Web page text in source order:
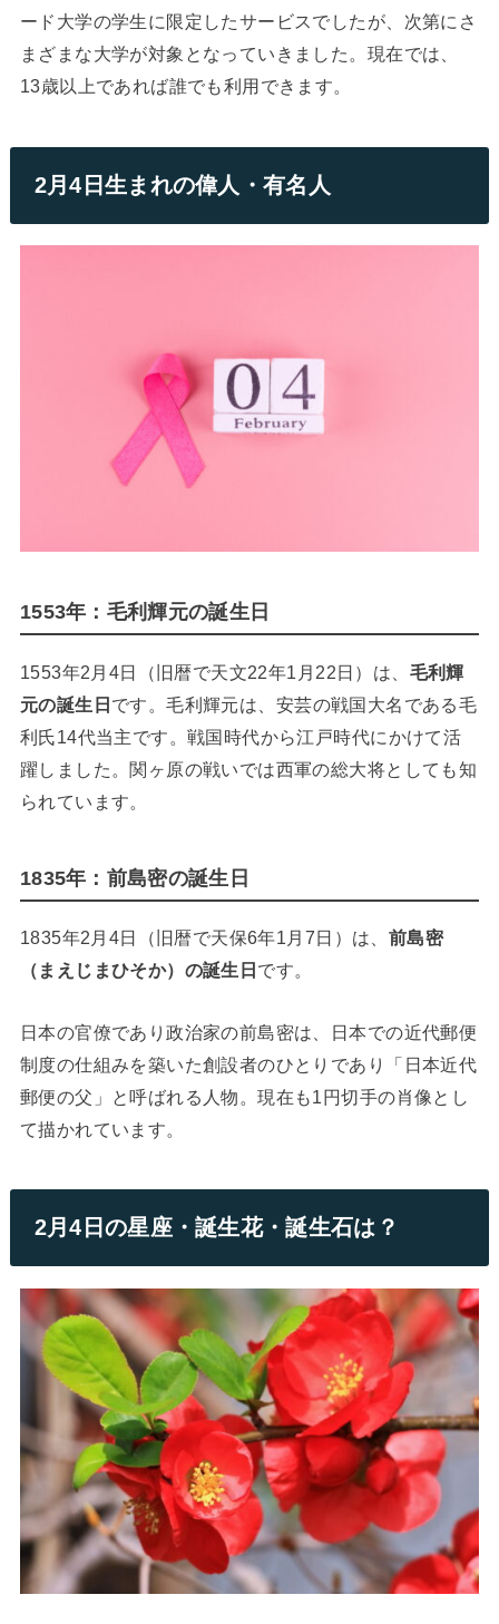
ード大学の学生に限定したサービスでしたが、次第にさ
まざまな大学が対象となっていきました。現在では、
13歳以上であれば誰でも利用できます。
2月4日生まれの偉人・有名人
1553年：毛利輝元の誕生日
1553年2月4日（旧暦で天文22年1月22日）は、 毛利輝
元の誕生日です。毛利輝元は、安芸の戦国大名である毛
利氏14代当主です。戦国時代から江戸時代にかけて活
躍しました。関ヶ原の戦いでは西軍の総大将としても知
られています。
1835年：前島密の誕生日
1835年2月4日（旧暦で天保6年1月7日）は、 前島密
（まえじまひそか）の誕生日です。
日本の官僚であり政治家の前島密は、日本での近代郵便
制度の仕組みを築いた創設者のひとりであり「日本近代
郵便の父」と呼ばれる人物。現在も1円切手の肖像とし
て描かれています。
2月4日の星座・誕生花・誕生石は？